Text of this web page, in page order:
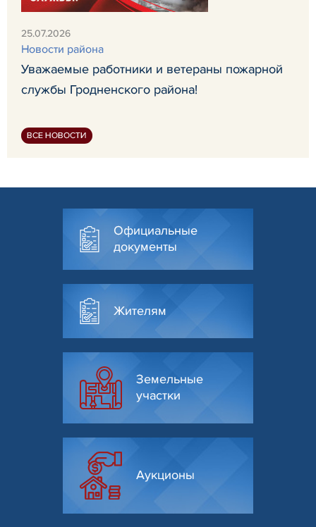
25.07.2026
Новости района
Уважаемые работники и ветераны пожарной
службы Гродненского района!
ВСЕ НОВОСТИ
Официальные
документы
Жителям
Земельные
участки
Аукционы